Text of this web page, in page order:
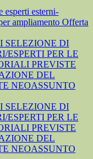
esperti esterni-
ampliamento Offerta
SELEZIONE DI
ESPERTI PER LE
PREVISTE
DEL
NEOASSUNTO
SELEZIONE DI
ESPERTI PER LE
PREVISTE
DEL
NEOASSUNTO